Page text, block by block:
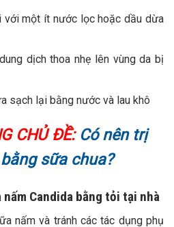
với một ít nước lọc hoặc dầu dừa
dịch thoa nhẹ lên vùng da bị
sạch lại bằng nước và lau khô
CHỦ ĐỀ: Có nên trị
sữa chua?
Candida bằng tỏi tại nhà
nấm và tránh các tác dụng phụ